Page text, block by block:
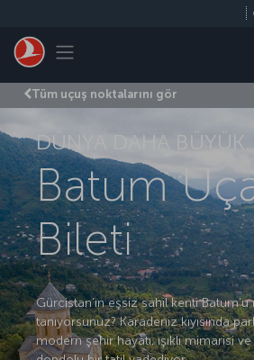
Toggle navigation
Tüm uçuş noktalarını gör
DÜNYA DAHA BÜYÜK.
Batum
Bileti
Gürcistan’ın eşsiz sahil kenti
tanıyorsunuz? Karadeniz kıyısında
modern şehir hayatı, ışıklı mimarisi